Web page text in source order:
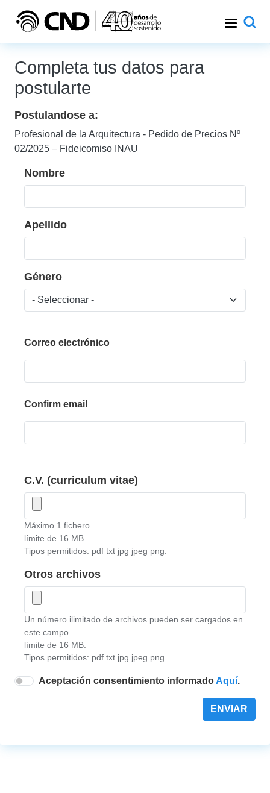
Completa tus datos para
postularte
Postulandose a:
Profesional de la Arquitectura - Pedido de Precios Nº
02/2025 – Fideicomiso INAU
Nombre
Apellido
Género
Correo electrónico
Confirm email
C.V. (curriculum vitae)
Máximo 1 fichero.
límite de 16 MB.
Tipos permitidos: pdf txt jpg jpeg png.
Otros archivos
Un número ilimitado de archivos pueden ser cargados en
este campo.
límite de 16 MB.
Tipos permitidos: pdf txt jpg jpeg png.
Aceptación consentimiento informado Aquí.
ENVIAR